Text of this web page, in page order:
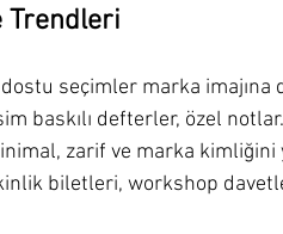
Trendleri
dostu seçimler marka imajına
baskılı defterler, özel notlar.
zarif ve marka kimliğini
biletleri, workshop